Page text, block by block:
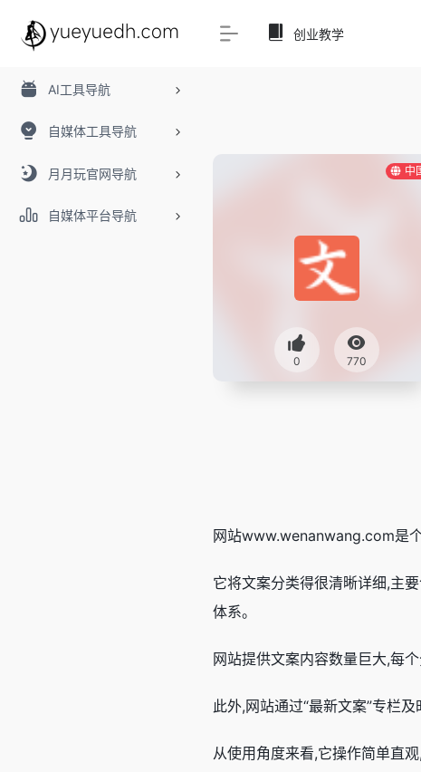
AI工具导航
自媒体工具导航
月月玩官网导航
自媒体平台导航
创业教学
中
0 770
网站www.wenanwang.com是
它将文案分类得很清晰详细,主
体系。
网站提供文案内容数量巨大,每
此外,网站通过“最新文案”专栏
从使用角度来看,它操作简单直